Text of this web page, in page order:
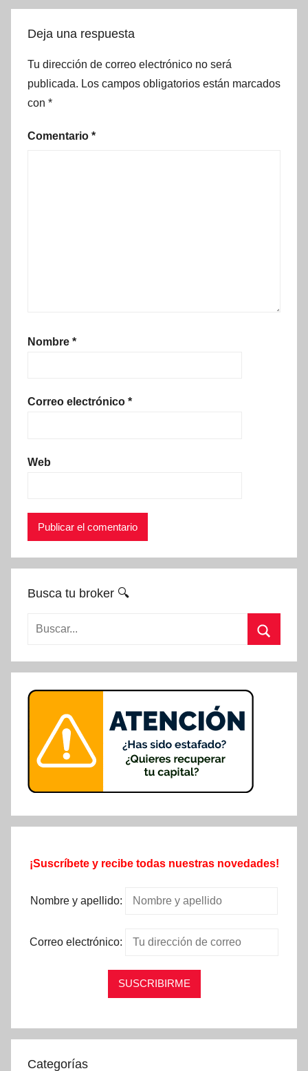
Deja una respuesta
Tu dirección de correo electrónico no será
publicada. Los campos obligatorios están marcados
con *
Comentario *
Nombre *
Correo electrónico *
Web
Busca tu broker 🔍
Buscar:
¡Suscríbete y recibe todas nuestras novedades!
Nombre y apellido:
Correo electrónico:
Categorías